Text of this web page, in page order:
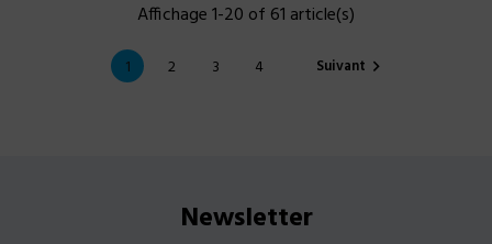
Affichage 1-20 of 61 article(s)
1 2 3 4 Suivant 
Newsletter